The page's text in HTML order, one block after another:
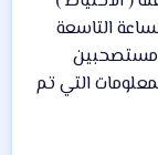
يوم الخميس المصادف 18/10/2018 الساعة التاسعة
مستصحبين
التي تم